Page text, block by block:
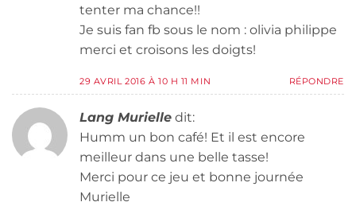
tenter ma chance!!
Je suis fan fb sous le nom : olivia philippe
merci et croisons les doigts!
29 AVRIL 2016 À 10 H 11 MIN RÉPONDRE
Lang Murielle dit:
Humm un bon café! Et il est encore
meilleur dans une belle tasse!
Merci pour ce jeu et bonne journée
Murielle